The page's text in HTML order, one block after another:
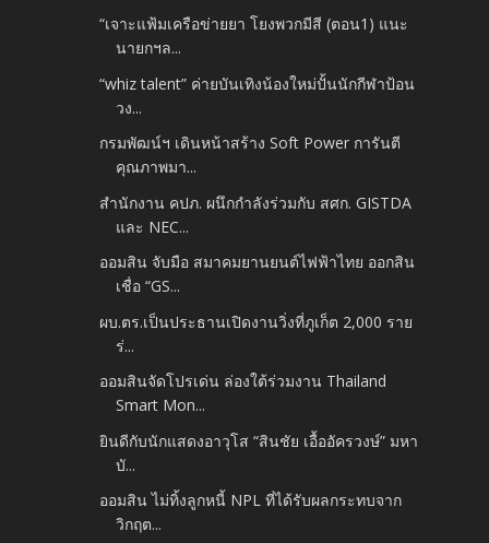
“เจาะแฟ้มเครือข่ายยา โยงพวกมีสี (ตอน1) แนะ
นายกฯล...
“whiz talent” ค่ายบันเทิงน้องใหม่ปั้นนักกีฬาป้อน
วง...
กรมพัฒน์ฯ เดินหน้าสร้าง Soft Power การันตี
คุณภาพมา...
สำนักงาน คปภ. ผนึกกำลังร่วมกับ สศก. GISTDA
และ NEC...
ออมสิน จับมือ สมาคมยานยนต์ไฟฟ้าไทย ออกสิน
เชื่อ “GS...
ผบ.ตร.เป็นประธานเปิดงานวิ่งที่ภูเก็ต 2,000 ราย
ร่...
ออมสินจัดโปรเด่น ล่องใต้ร่วมงาน Thailand
Smart Mon...
ยินดีกับนักแสดงอาวุโส “สินชัย เอื้ออัครวงษ์” มหา
บั...
ออมสิน ไม่ทิ้งลูกหนี้ NPL ที่ได้รับผลกระทบจาก
วิกฤต...